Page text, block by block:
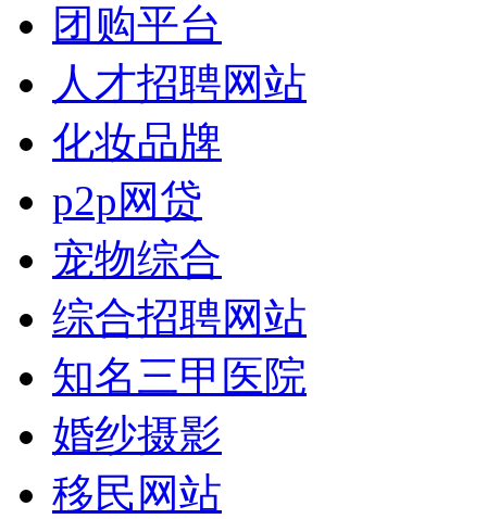
团购平台
人才招聘网站
化妆品牌
p2p网贷
宠物综合
综合招聘网站
知名三甲医院
婚纱摄影
移民网站